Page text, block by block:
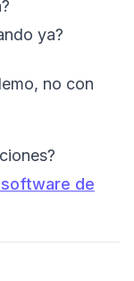
ya?
no con
de